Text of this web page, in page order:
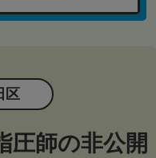
区
圧師の非公開